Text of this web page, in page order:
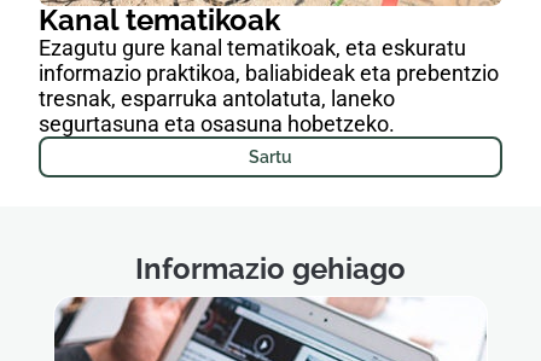
Kanal tematikoak
Ezagutu gure kanal tematikoak, eta eskuratu
informazio praktikoa, baliabideak eta prebentzio
tresnak, esparruka antolatuta, laneko
segurtasuna eta osasuna hobetzeko.
Sartu
Informazio gehiago